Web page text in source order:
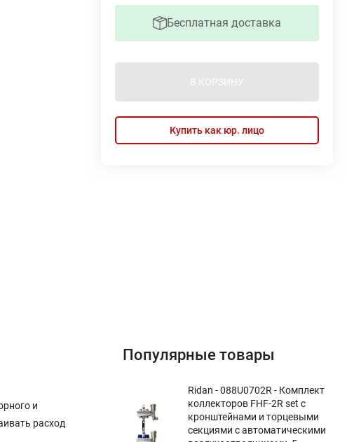
Бесплатная доставка
В КОРЗИНУ
Купить как юр. лицо
и
расход
Популярные товары
Ridan - 088U0702R - Комплект
коллекторов FHF-2R set с
кронштейнами и торцевыми
секциями с автоматическими